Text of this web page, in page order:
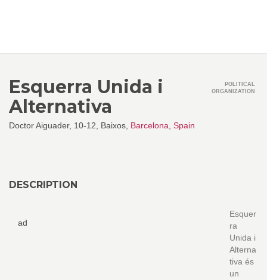
Esquerra Unida i
Alternativa
Doctor Aiguader, 10-12, Baixos, Barcelona Spain
POLITICAL
ORGANIZATION
DESCRIPTION
ad
Esquer
ra
Unida i
Alterna
tiva és
un